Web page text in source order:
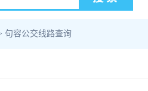
句容公交线路查询